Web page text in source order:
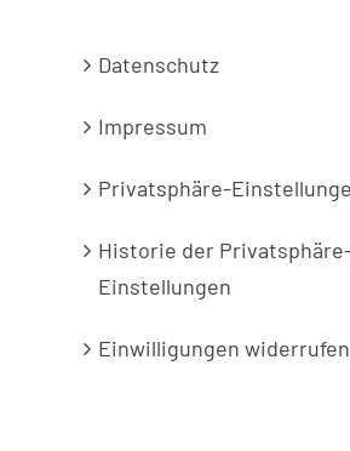
Datenschutz
Impressum
Privatsphäre-
Historie der
Einstellungen
Einwilligungen widerrufen